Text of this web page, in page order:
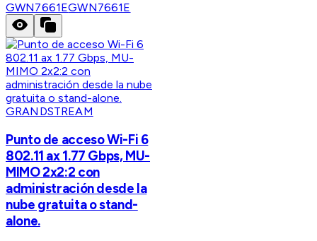
GWN7661EGWN7661E
GRANDSTREAM
Punto de acceso Wi-Fi 6
802.11 ax 1.77 Gbps, MU-
MIMO 2x2:2 con
administración desde la
nube gratuita o stand-
alone.